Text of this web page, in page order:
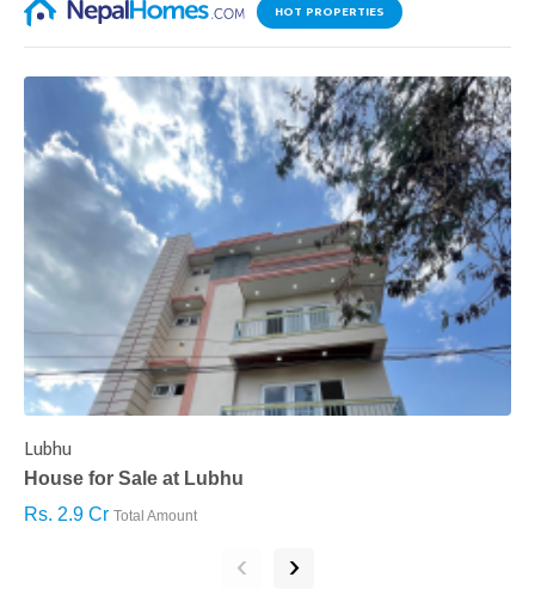
HOT PROPERTIES
Lubhu
House for Sale at Lubhu
Rs. 2.9 Cr Total Amount
‹ ›